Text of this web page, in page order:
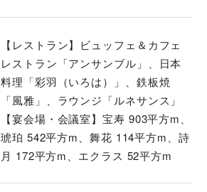
【レストラン】ビュッフェ＆カフェ
レストラン「アンサンブル」、日本
料理「彩羽（いろは）」、鉄板焼
「風雅」、ラウンジ「ルネサンス」
【宴会場・会議室】宝寿 903平方m、
琥珀 542平方m、舞花 114平方m、詩
月 172平方m、エクラス 52平方m